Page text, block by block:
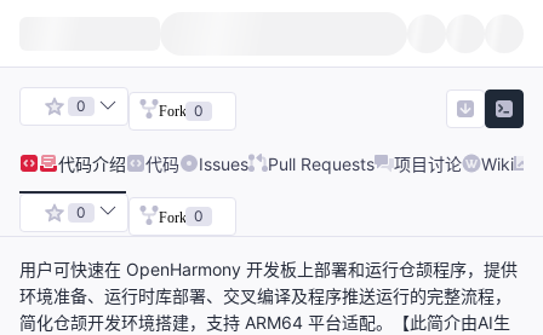
0 Fork 0
代码介绍 代码 Issues Pull Requests 项目讨论 Wiki
0 Fork 0
用户可快速在 OpenHarmony 开发板上部署和运行仓颉程序，提供
环境准备、运行时库部署、交叉编译及程序推送运行的完整流程，
简化仓颉开发环境搭建，支持 ARM64 平台适配。【此简介由AI生